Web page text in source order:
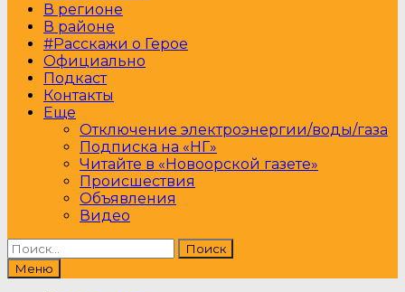
В регионе
В районе
#Расскажи о Герое
Официально
Подкаст
Контакты
Еще
Отключение электроэнергии/воды/газа
Подписка на «НГ»
Читайте в «Новоорской газете»
Происшествия
Объявления
Видео
Найти:
Меню